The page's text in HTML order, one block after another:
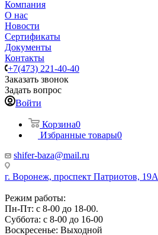
Компания
О нас
Новости
Сертификаты
Документы
Контакты
+7(473) 221-40-40
Заказать звонок
Задать вопрос
Войти
Корзина0
Избранные товары0
shifer-baza@mail.ru
г. Воронеж, проспект Патриотов, 19А
Режим работы:
Пн-Пт: с 8-00 до 18-00.
Суббота: с 8-00 до 16-00
Воскресенье: Выходной